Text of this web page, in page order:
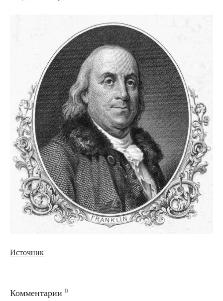
Источник
Комментарии 0